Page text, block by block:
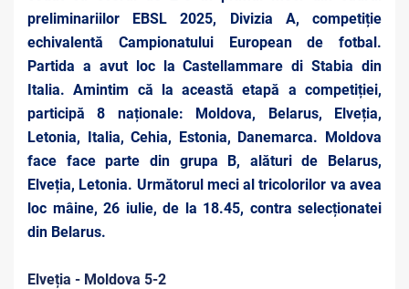
preliminariilor EBSL 2025, Divizia A, competiție
echivalentă Campionatului European de fotbal.
Partida a avut loc la Castellammare di Stabia din
Italia. Amintim că la această etapă a competiției,
participă 8 naționale: Moldova, Belarus, Elveția,
Letonia, Italia, Cehia, Estonia, Danemarca. Moldova
face face parte din grupa B, alături de Belarus,
Elveția, Letonia. Următorul meci al tricolorilor va avea
loc mâine, 26 iulie, de la 18.45, contra selecționatei
din Belarus.
Elveția - Moldova 5-2